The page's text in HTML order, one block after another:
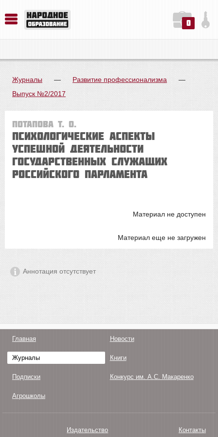
0
Журналы — Развитие профессионализма
—
Выпуск №2/2017
Потапова Т. О.
ПСИХОЛОГИЧЕСКИЕ АСПЕКТЫ
УСПЕШНОЙ ДЕЯТЕЛЬНОСТИ
ГОСУДАРСТВЕННЫХ СЛУЖАЩИХ
РОССИЙСКОГО ПАРЛАМЕНТА
Материал не доступен
Материал еще не загружен
Аннотация отсутствует
Главная Новости
Журналы Книги
Подписки Конкурс им. А.С. Макаренко
Агрошколы
Издательство Контакты